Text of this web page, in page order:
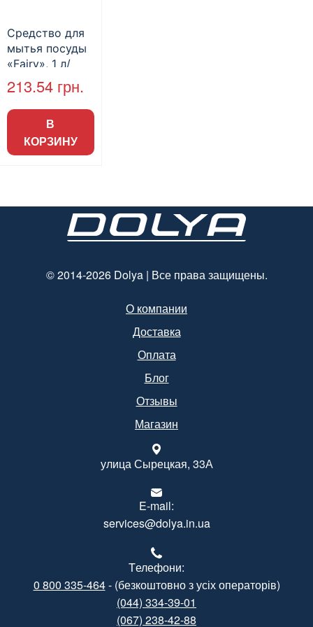
Средство для
мытья посуды
«Fairy», 1 л/
бут., 10 бут./ящ.
213.54 грн.
В
КОРЗИНУ
© 2014-2026 Dolya | Все права защищены.
О компании
Доставка
Оплата
Блог
Отзывы
Магазин
улица Сырецкая, 33А
E-mail:
services@dolya.in.ua
Tелефони:
0 800 335-464- (безкоштовно з усіх операторів)
(044) 334-39-01
(067) 238-42-88